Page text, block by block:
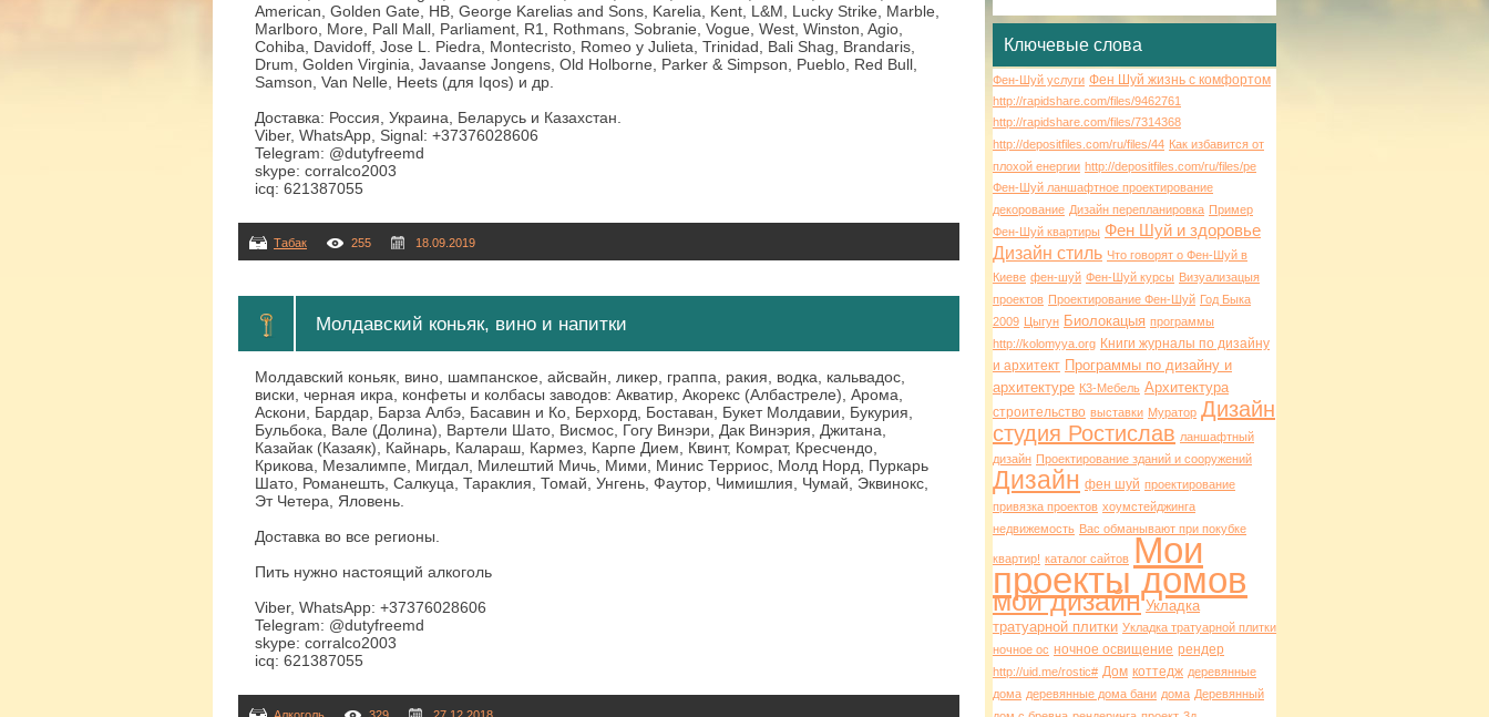
American, Golden Gate, HB, George Karelias and Sons, Karelia, Kent, L&M, Lucky Strike, Marble,
Marlboro, More, Pall Mall, Parliament, R1, Rothmans, Sobranie, Vogue, West, Winston, Agio,
Cohiba, Davidoff, Jose L. Piedra, Montecristo, Romeo y Julieta, Trinidad, Bali Shag, Brandaris,
Drum, Golden Virginia, Javaanse Jongens, Old Holborne, Parker & Simpson, Pueblo, Red Bull,
Samson, Van Nelle, Heets (для Iqos) и др.
Доставка: Россия, Украина, Беларусь и Казахстан.
Viber, WhatsApp, Signal: +37376028606
Telegram: @dutyfreemd
skype: corralco2003
icq: 621387055
Табак 255 18.09.2019
Молдавский коньяк, вино и напитки
Молдавский коньяк, вино, шампанское, айсвайн, ликер, граппа, ракия, водка, кальвадос,
виски, черная икра, конфеты и колбасы заводов: Акватир, Акорекс (Албастреле), Арома,
Аскони, Бардар, Барза Албэ, Басавин и Ко, Берхорд, Боставан, Букет Молдавии, Букурия,
Бульбока, Вале (Долина), Вартели Шато, Висмос, Гогу Винэри, Дак Винэрия, Джитана,
Казайак (Казаяк), Кайнарь, Калараш, Кармез, Карпе Дием, Квинт, Комрат, Кресчендо,
Крикова, Мезалимпе, Мигдал, Милештий Мичь, Мими, Минис Терриос, Молд Норд, Пуркарь
Шато, Романешть, Салкуца, Тараклия, Томай, Унгень, Фаутор, Чимишлия, Чумай, Эквинокс,
Эт Четера, Яловень.
Доставка во все регионы.
Пить нужно настоящий алкоголь
Viber, WhatsApp: +37376028606
Telegram: @dutyfreemd
skype: corralco2003
icq: 621387055
Алкоголь 329 27.12.2018
Ключевые слова
Фен-Шуй услуги Фен Шуй жизнь с комфортом
http://rapidshare.com/files/9462761
http://rapidshare.com/files/7314368
http://depositfiles.com/ru/files/44 Как избавится от
плохой енергии http://depositfiles.com/ru/files/pe
Фен-Шуй ланшафтное проектирование
декорование Дизайн перепланировка Пример
Фен-Шуй квартиры Фен Шуй и здоровье
Дизайн стиль Что говорят о Фен-Шуй в
Киеве фен-шуй Фен-Шуй курсы Визуализацыя
проектов Проектирование Фен-Шуй Год Быка
2009 Цыгун Биолокацыя программы
http://kolomyya.org Книги журналы по дизайну
и архитект Программы по дизайну и
архитектуре К3-Мебель Архитектура
строительство выставки Муратор Дизайн
студия Ростислав ланшафтный
дизайн Проектирование зданий и сооружений
Дизайн фен шуй проектирование
привязка проектов хоумстейджинга
недвижемость Вас обманывают при покубке
квартир! каталог сайтов Мои
проекты домов
мой дизайн Укладка
тратуарной плитки Укладка тратуарной плитки
ночное ос ночное освищение рендер
http://uid.me/rostic# Дом коттедж деревянные
дома деревянные дома бани дома Деревянный